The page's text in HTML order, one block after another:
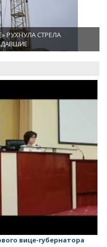
РУХНУЛА СТРЕЛА
вице-губернатора